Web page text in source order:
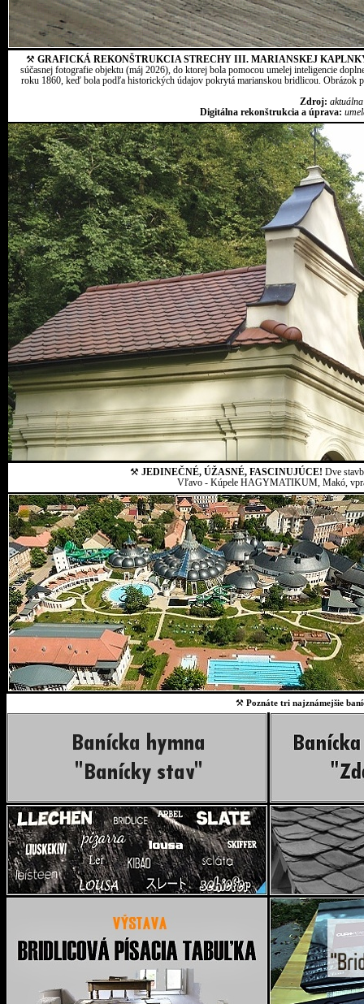
⚒ GRAFICKÁ REKONŠTRUKCIA STRECHY III. MARIANSKEJ
súčasnej fotografie objektu (máj 2026), do ktorej bola pomocou umelej inteligencie
roku 1860, keď bola podľa historických údajov pokrytá marianskou bridlicou. Obrázok
Zdroj:
Digitálna rekonštrukcia a úprava:
⚒ JEDINEČNÉ, ÚŽASNÉ, FASCINUJÚCE! Dve
Vľavo - Kúpele HAGYMATIKUM, Makó,
⚒ Poznáte tri najznámejšie